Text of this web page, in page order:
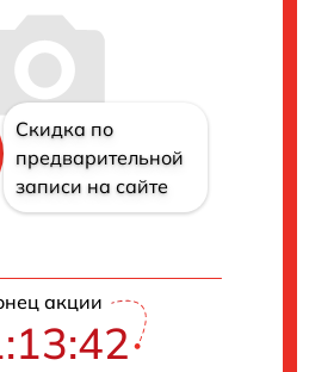
Скидка по
предварительной
записи на сайте
акции